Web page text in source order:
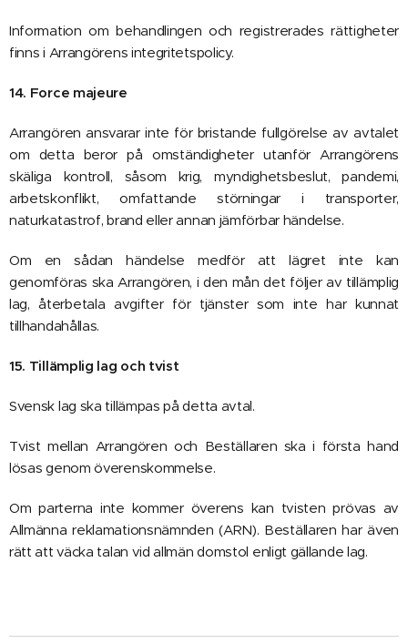
Information om behandlingen och registrerades rättigheter
finns i Arrangörens integritetspolicy.
14. Force majeure
Arrangören ansvarar inte för bristande fullgörelse av avtalet
om detta beror på omständigheter utanför Arrangörens
skäliga kontroll, såsom krig, myndighetsbeslut, pandemi,
arbetskonflikt, omfattande störningar i transporter,
naturkatastrof, brand eller annan jämförbar händelse.
Om en sådan händelse medför att lägret inte kan
genomföras ska Arrangören, i den mån det följer av tillämplig
lag, återbetala avgifter för tjänster som inte har kunnat
tillhandahållas.
15. Tillämplig lag och tvist
Svensk lag ska tillämpas på detta avtal.
Tvist mellan Arrangören och Beställaren ska i första hand
lösas genom överenskommelse.
Om parterna inte kommer överens kan tvisten prövas av
Allmänna reklamationsnämnden (ARN). Beställaren har även
rätt att väcka talan vid allmän domstol enligt gällande lag.